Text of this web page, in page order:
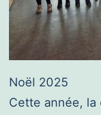
Noël 2025
Cette année, la